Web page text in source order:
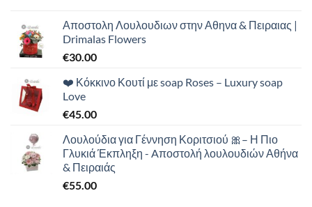
€45.00.είναι:
€35.00.
Αποστολη Λουλουδιων στην Αθηνα & Πειραιας |
Drimalas Flowers
€30.00
❤️ Κόκκινο Κουτί με soap Roses – Luxury soap
Love
€45.00
Λουλούδια για Γέννηση Κοριτσιού 🎀– Η Πιο
Γλυκιά Έκπληξη - Aποστολή λουλουδιών Αθήνα
& Πειραιάς
€55.00